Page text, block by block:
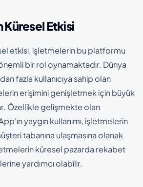
Etkisi
etkisi, işletmelerin bu platformu
bir rol oynamaktadır. Dünya
fazla kullanıcıya sahip olan
erişimini genişletmek için büyük
Özellikle gelişmekte olan
yaygın kullanımı, işletmelerin
tabanına ulaşmasına olanak
küresel pazarda rekabet
yardımcı olabilir.